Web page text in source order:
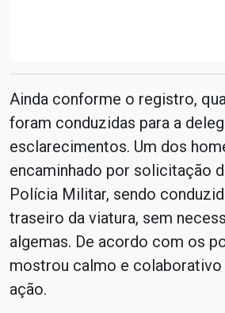
Ainda conforme o registro,
foram conduzidas para a
esclarecimentos. Um dos
encaminhado por solicitação
Polícia Militar, sendo
traseiro da viatura, sem
algemas. De acordo com os
mostrou calmo e colaborativo
ação.